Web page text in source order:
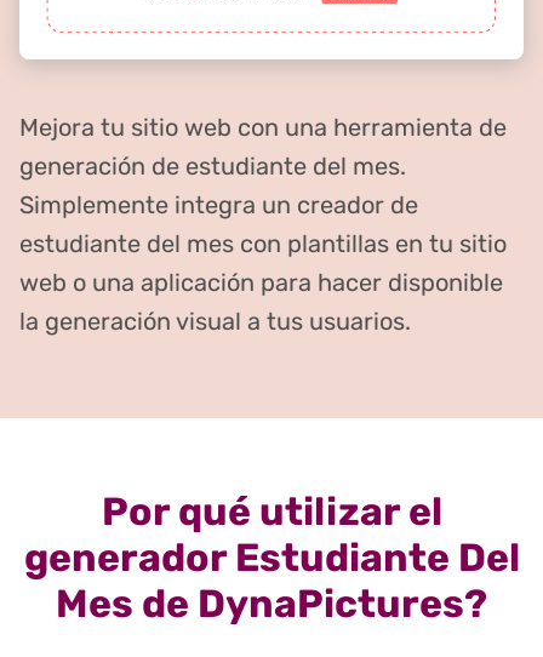
Mejora tu sitio web con una herramienta de
generación de estudiante del mes.
Simplemente integra un creador de
estudiante del mes con plantillas en tu sitio
web o una aplicación para hacer disponible
la generación visual a tus usuarios.
Por qué utilizar el
generador Estudiante Del
Mes de DynaPictures?